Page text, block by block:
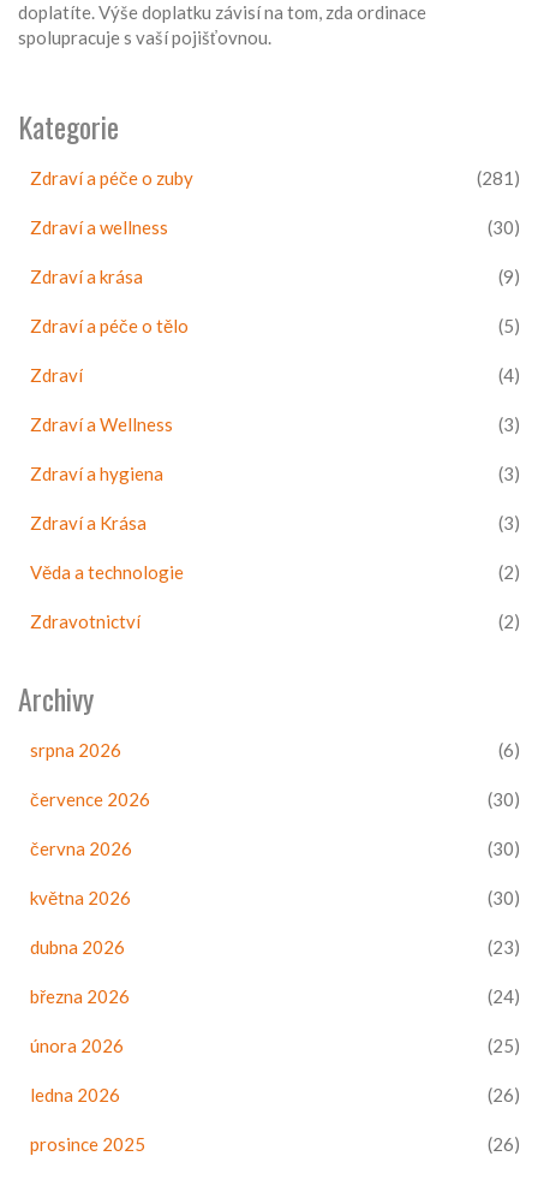
doplatíte. Výše doplatku závisí na tom, zda ordinace
spolupracuje s vaší pojišťovnou.
Kategorie
Zdraví a péče o zuby (281)
Zdraví a wellness (30)
Zdraví a krása (9)
Zdraví a péče o tělo (5)
Zdraví (4)
Zdraví a Wellness (3)
Zdraví a hygiena (3)
Zdraví a Krása (3)
Věda a technologie (2)
Zdravotnictví (2)
Archivy
srpna 2026 (6)
července 2026 (30)
června 2026 (30)
května 2026 (30)
dubna 2026 (23)
března 2026 (24)
února 2026 (25)
ledna 2026 (26)
prosince 2025 (26)